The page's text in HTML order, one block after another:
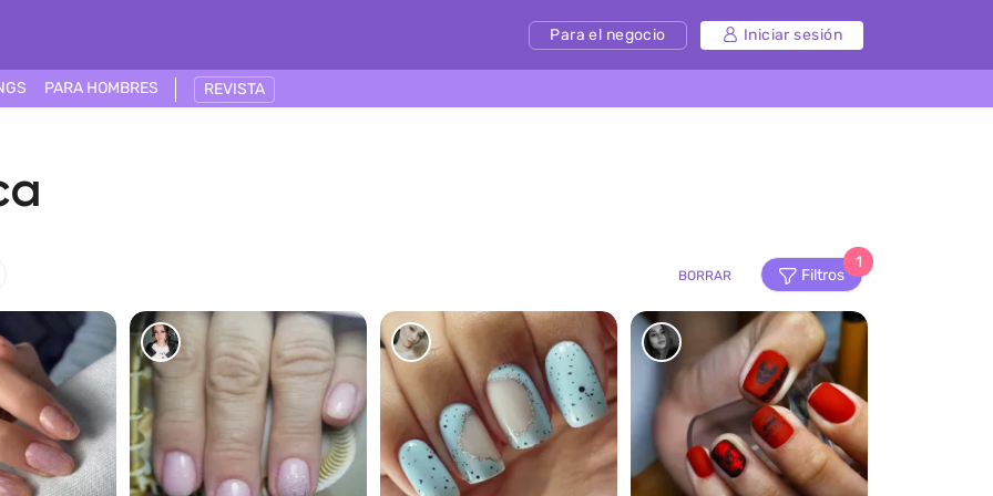
Para el negocio Iniciar sesión
PARA HOMBRES REVISTA
BORRAR Filtros
1